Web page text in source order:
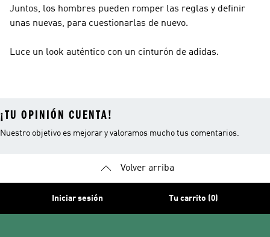
Juntos, los hombres pueden romper las reglas y definir
unas nuevas, para cuestionarlas de nuevo.
Luce un look auténtico con un cinturón de adidas.
¡TU OPINIÓN CUENTA!
Nuestro objetivo es mejorar y valoramos mucho tus comentarios.
Volver arriba
Iniciar sesión Tu carrito (0)